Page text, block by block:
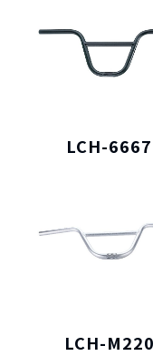
LCH-6667
LCH-M220